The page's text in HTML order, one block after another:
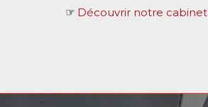
☞ Découvrir notre cabinet